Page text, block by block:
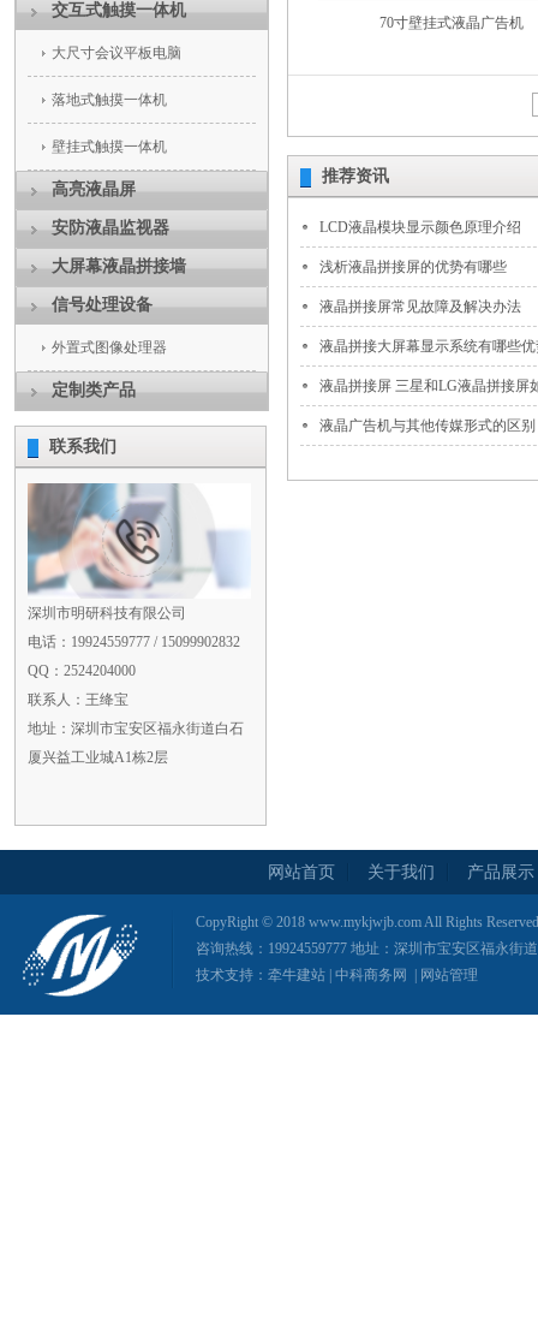
交互式触摸一体机
大尺寸会议平板电脑
落地式触摸一体机
壁挂式触摸一体机
高亮液晶屏
安防液晶监视器
大屏幕液晶拼接墙
信号处理设备
外置式图像处理器
定制类产品
联系我们
深圳市明研科技有限公司
电话：19924559777 / 15099902832
QQ：2524204000
联系人：王绛宝
地址：深圳市宝安区福永街道白石
厦兴益工业城A1栋2层
70寸壁挂式液晶广告机
推荐资讯
LCD液晶模块显示颜色原理介绍
浅析液晶拼接屏的优势有哪些
液晶拼接屏常见故障及解决办法
液晶拼接大屏幕显示系统有哪些
液晶拼接屏 三星和LG液晶拼接屏
液晶广告机与其他传媒形式的区别
网站首页 关于我们 产品展示
CopyRight © 2018 www.mykjwjb.com All Rights
咨询热线：19924559777 地址：深圳市宝安区福永街
技术支持： 牵牛建站 中科商务网 网站管理